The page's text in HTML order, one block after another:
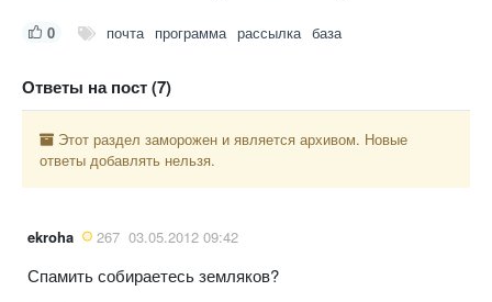
0 почта программа рассылка база
Ответы на пост (7)
Этот раздел заморожен и является архивом. Новые
ответы добавлять нельзя.
ekroha 267 03.05.2012 09:42
Спамить собираетесь земляков?